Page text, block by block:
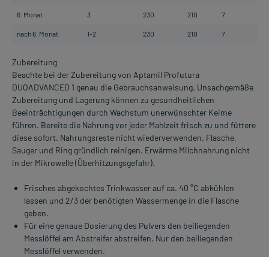
6. Monat 3 230 210 7
nach 6. Monat 1-2 230 210 7
Zubereitung
Beachte bei der Zubereitung von Aptamil Profutura
DUOADVANCED 1 genau die Gebrauchsanweisung. Unsachgemäße
Zubereitung und Lagerung können zu gesundheitlichen
Beeinträchtigungen durch Wachstum unerwünschter Keime
führen. Bereite die Nahrung vor jeder Mahlzeit frisch zu und füttere
diese sofort. Nahrungsreste nicht wiederverwenden. Flasche,
Sauger und Ring gründlich reinigen. Erwärme Milchnahrung nicht
in der Mikrowelle (Überhitzungsgefahr).
Frisches abgekochtes Trinkwasser auf ca. 40 °C abkühlen
lassen und 2/3 der benötigten Wassermenge in die Flasche
geben.
Für eine genaue Dosierung des Pulvers den beiliegenden
Messlöffel am Abstreifer abstreifen. Nur den beiliegenden
Messlöffel verwenden.